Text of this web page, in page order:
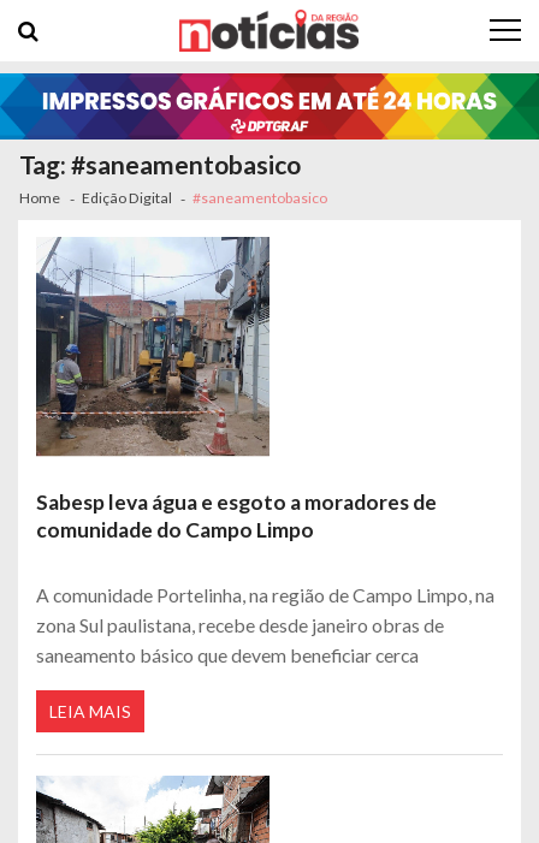
Tag: #saneamentobasico
Home Edição Digital #saneamentobasico
Sabesp leva água e esgoto a moradores de
comunidade do Campo Limpo
A comunidade Portelinha, na região de Campo Limpo, na
zona Sul paulistana, recebe desde janeiro obras de
saneamento básico que devem beneficiar cerca
LEIA MAIS